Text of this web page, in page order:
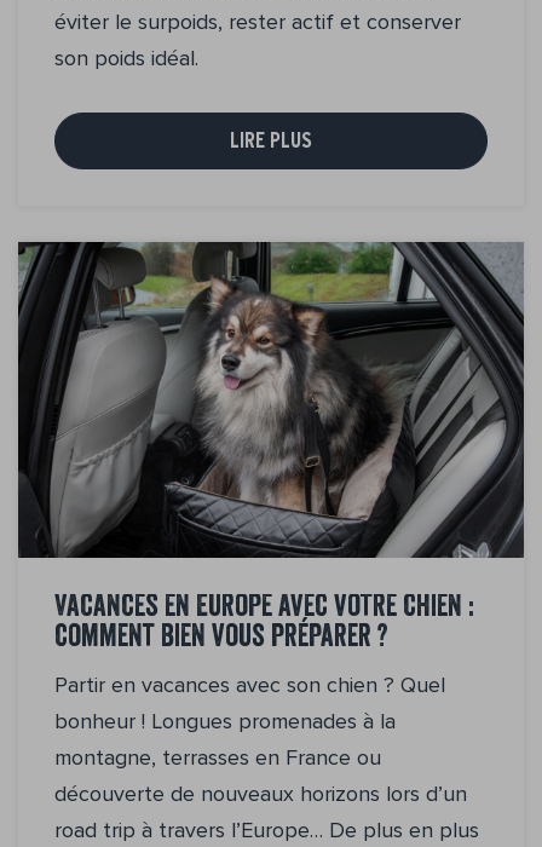
éviter le surpoids, rester actif et conserver
son poids idéal.
LIRE PLUS
Vacances en Europe avec votre chien :
comment bien vous préparer ?
Partir en vacances avec son chien ? Quel
bonheur ! Longues promenades à la
montagne, terrasses en France ou
découverte de nouveaux horizons lors d’un
road trip à travers l’Europe… De plus en plus